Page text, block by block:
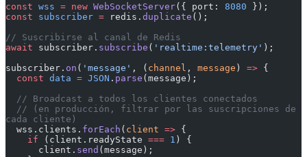
const wss = new WebSocketServer({ port: 8080 });
const subscriber = redis. duplicate ();
// Suscribirse al canal de Redis
await subscriber. subscribe ( 'realtime:telemetry' );
subscriber. on ( 'message' , ( channel , message ) => {
  const
data = JSON . parse (message);
  // Broadcast a todos los clientes conectados
cada cliente)
  wss.clients.
forEach ( client => {
    if
(client.readyState === 1 ) {
      client.
send (message);